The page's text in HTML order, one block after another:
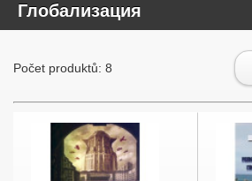
Глобализация
Počet produktů: 8